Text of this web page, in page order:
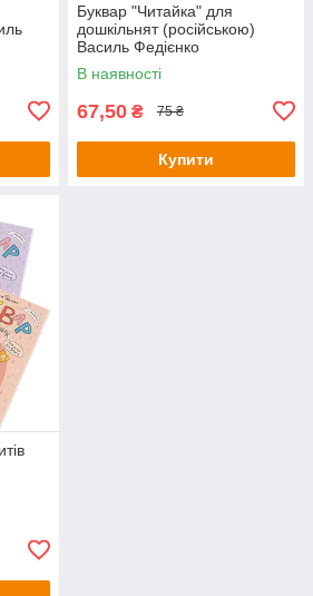
Буквар "Читайка" для
дошкільнят (російською)
Василь Федієнко
В наявності
67,50 ₴ 75 ₴
Купити